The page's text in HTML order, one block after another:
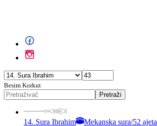
Besim Korkut
Pretraži
14. Sura Ibrahim Mekanska sura/52 ajeta